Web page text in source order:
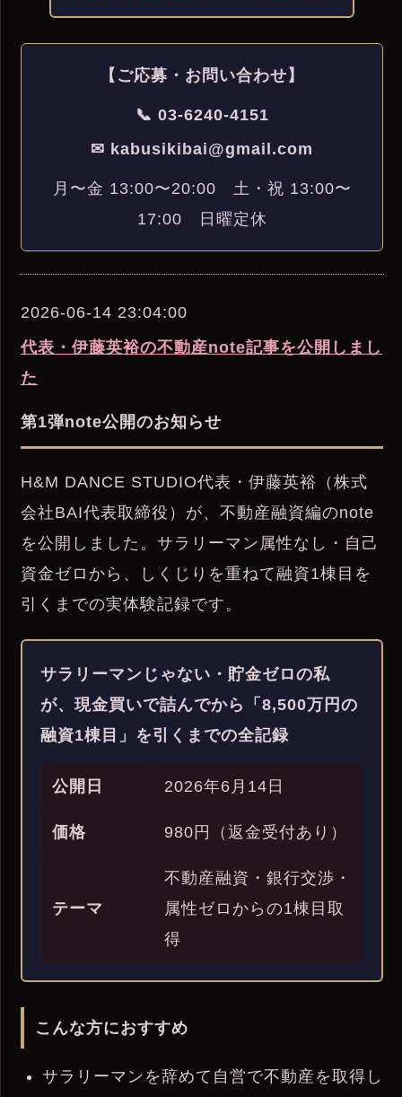
【ご応募・お問い合わせ】
📞 03-6240-4151
✉ kabusikibai@gmail.com
月〜金 13:00〜20:00 土・祝 13:00〜
17:00 日曜定休
2026-06-14 23:04:00
代表・伊藤英裕の不動産note記事を公開しまし
た
第1弾note公開のお知らせ
H&M DANCE STUDIO代表・伊藤英裕（株式
会社BAI代表取締役）が、不動産融資編のnote
を公開しました。サラリーマン属性なし・自己
資金ゼロから、しくじりを重ねて融資1棟目を
引くまでの実体験記録です。
サラリーマンじゃない・貯金ゼロの私
が、現金買いで詰んでから「8,500万円の
融資1棟目」を引くまでの全記録
公開日 2026年6月14日
価格 980円（返金受付あり）
テーマ
不動産融資・銀行交渉・
属性ゼロからの1棟目取
得
こんな方におすすめ
サラリーマンを辞めて自営で不動産を取得し